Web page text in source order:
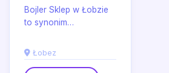
Bojler Sklep w Łobzie
to synonim
dziedzinie instalacji
wodno-
Łobez